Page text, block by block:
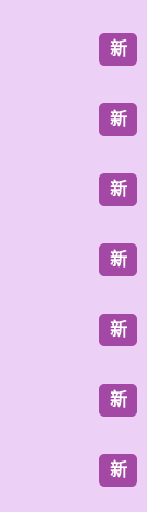
新
新
新
新
新
新
新